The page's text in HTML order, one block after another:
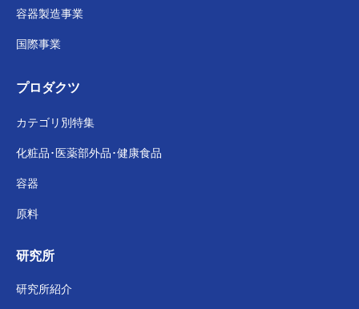
容器製造事業
国際事業
プロダクツ
カテゴリ別特集
化粧品･医薬部外品･健康食品
容器
原料
研究所
研究所紹介